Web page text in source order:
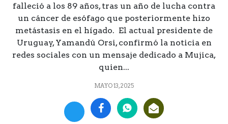
falleció a los 89 años, tras un año de lucha contra
un cáncer de esófago que posteriormente hizo
metástasis en el hígado. El actual presidente de
Uruguay, Yamandú Orsi, confirmó la noticia en
redes sociales con un mensaje dedicado a Mujica,
quien...
MAYO 13, 2025